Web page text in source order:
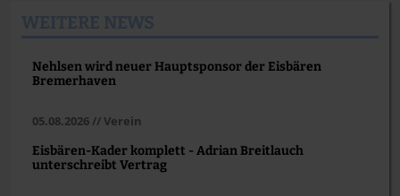
Nehlsen wird neuer Hauptsponsor der Eisbären
Bremerhaven
05.08.2026 // Verein
Eisbären-Kader komplett - Adrian Breitlauch
unterschreibt Vertrag